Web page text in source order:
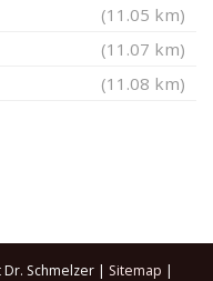
(11.05 km)
(11.07 km)
(11.08 km)
Schmelzer | Sitemap |